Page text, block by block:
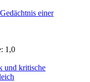
einer
1,0
und kritische